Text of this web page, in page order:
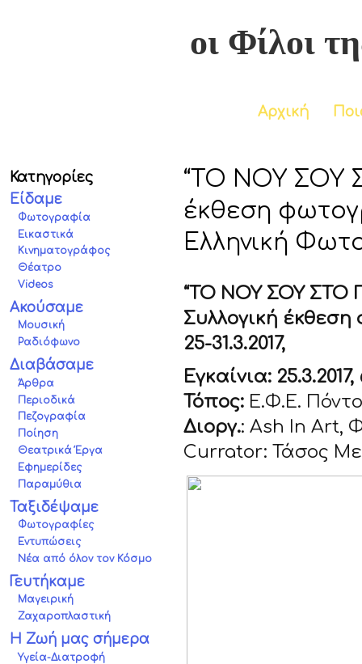
οι Φίλοι
Αρχική
Κατηγορίες
Είδαμε
Φωτογραφία
Εικαστικά
Κινηματογράφος
Θέατρο
Videos
Ακούσαμε
Μουσική
Ραδιόφωνο
Διαβάσαμε
Άρθρα
Περιοδικά
Πεζογραφία
Ποίηση
Θεατρικά Έργα
Εφημερίδες
Παραμύθια
Ταξιδέψαμε
Φωτογραφίες
Εντυπώσεις
Νέα από όλον τον Κόσμο
Γευτήκαμε
Μαγειρική
Ζαχαροπλαστική
Η Ζωή μας σήμερα
Υγεία-Διατροφή
“ΤΟ ΝΟΥ ΣΟΥ
έκθεση
Ελληνική
“ΤΟ ΝΟΥ ΣΟΥ ΣΤΟ
Συλλογική
25-31.3.2017,
Εγκαίνια:
Τόπος:E.Φ.Ε.
Διοργ.: Ash In Art,
Currator: Τάσος